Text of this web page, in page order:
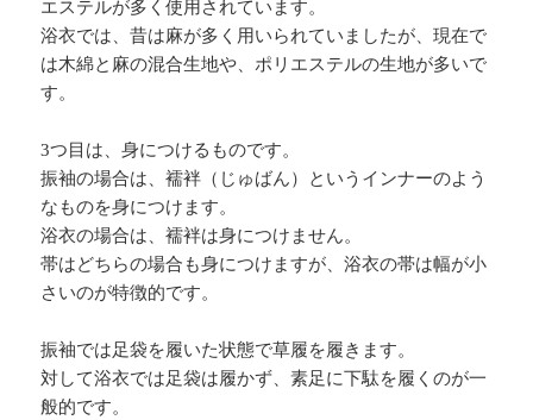
エステルが多く使用されています。
浴衣では、昔は麻が多く用いられていましたが、現在で
は木綿と麻の混合生地や、ポリエステルの生地が多いで
す。
3つ目は、身につけるものです。
振袖の場合は、襦袢（じゅばん）というインナーのよう
なものを身につけます。
浴衣の場合は、襦袢は身につけません。
帯はどちらの場合も身につけますが、浴衣の帯は幅が小
さいのが特徴的です。
振袖では足袋を履いた状態で草履を履きます。
対して浴衣では足袋は履かず、素足に下駄を履くのが一
般的です。